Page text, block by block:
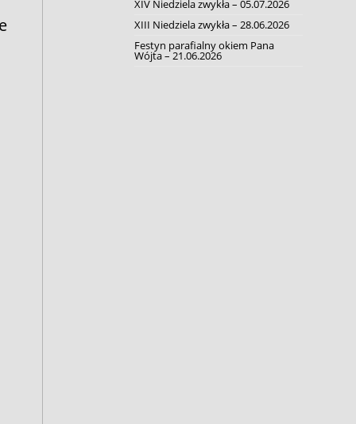
XIV Niedziela zwykła – 05.07.2026
XIII Niedziela zwykła – 28.06.2026
Festyn parafialny okiem Pana
Wójta – 21.06.2026